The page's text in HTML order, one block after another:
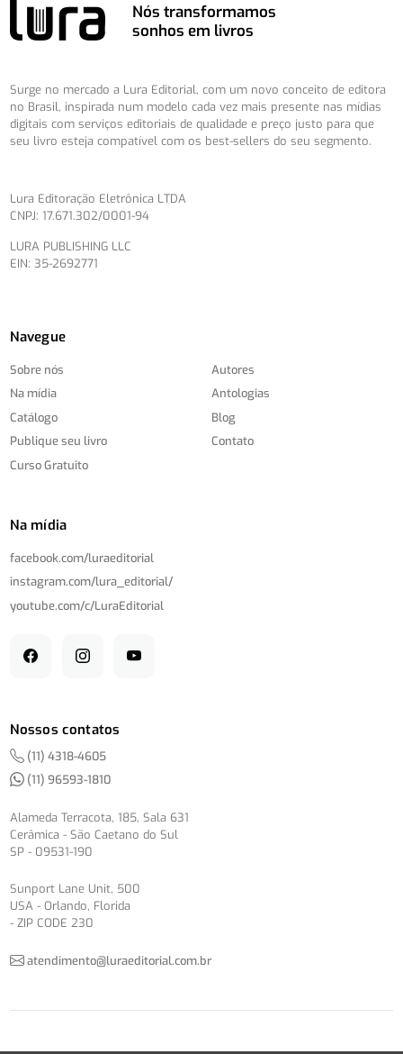
Nós transformamos
sonhos em livros
Surge no mercado a Lura Editorial, com um novo conceito de editora
no Brasil, inspirada num modelo cada vez mais presente nas mídias
digitais com serviços editoriais de qualidade e preço justo para que
seu livro esteja compatível com os best-sellers do seu segmento.
Lura Editoração Eletrônica LTDA
CNPJ: 17.671.302/0001-94
LURA PUBLISHING LLC
EIN: 35-2692771
Navegue
Sobre nós
Na mídia
Catálogo
Publique seu livro
Curso Gratuito
Autores
Antologias
Blog
Contato
Na mídia
facebook.com/luraeditorial
instagram.com/lura_editorial/
youtube.com/c/LuraEditorial
Nossos contatos
(11) 4318-4605
(11) 96593-1810
Alameda Terracota, 185, Sala 631
Cerâmica - São Caetano do Sul
SP - 09531-190
Sunport Lane Unit, 500
USA - Orlando, Florida
- ZIP CODE 230
atendimento@luraeditorial.com.br